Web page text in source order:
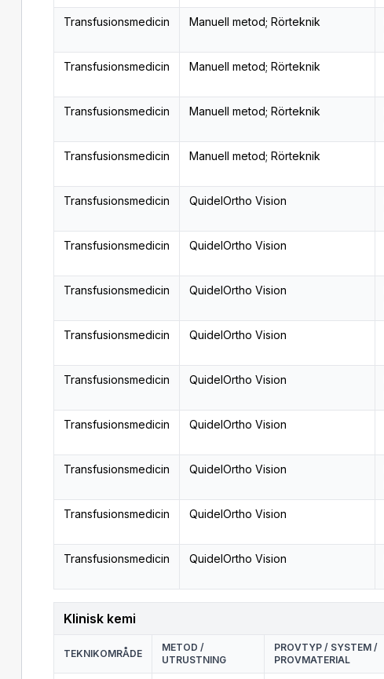
Transfusionsmedicin Manuell metod; Rörteknik
Transfusionsmedicin Manuell metod; Rörteknik
Transfusionsmedicin Manuell metod; Rörteknik
Transfusionsmedicin Manuell metod; Rörteknik
Transfusionsmedicin QuidelOrtho Vision
Transfusionsmedicin QuidelOrtho Vision
Transfusionsmedicin QuidelOrtho Vision
Transfusionsmedicin QuidelOrtho Vision
Transfusionsmedicin QuidelOrtho Vision
Transfusionsmedicin QuidelOrtho Vision
Transfusionsmedicin QuidelOrtho Vision
Transfusionsmedicin QuidelOrtho Vision
Transfusionsmedicin QuidelOrtho Vision
Klinisk kemi
TEKNIKOMRÅDE
METOD /
UTRUSTNING
PROVTYP / SYSTEM /
PROVMATERIAL